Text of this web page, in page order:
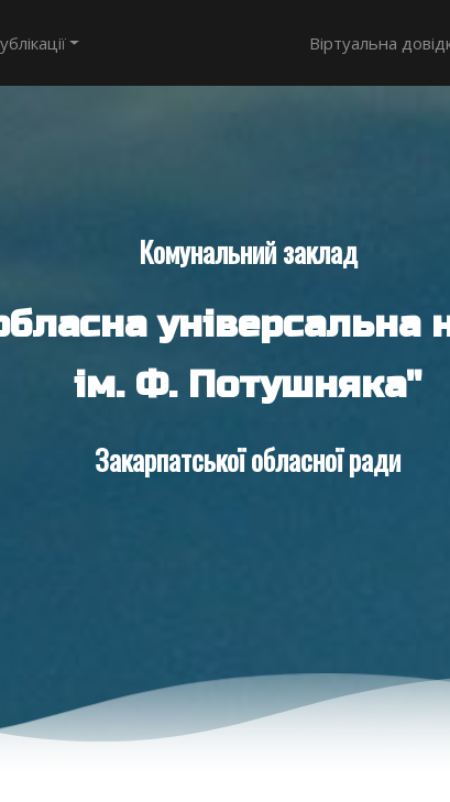
Віртуальна
Комунальний заклад
універсальна
ім. Ф. Потушняка"
Закарпатської обласної ради